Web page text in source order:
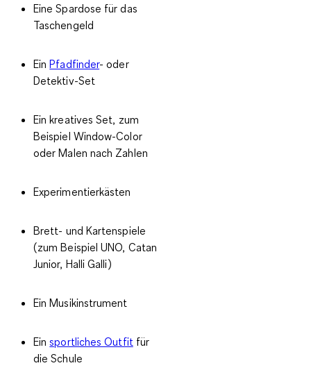
Eine Spardose für das
Taschengeld
EinPfadfinder- oder
Detektiv-Set
Ein kreatives Set, zum
Beispiel Window-Color
oder Malen nach Zahlen
Experimentierkästen
Brett- und Kartenspiele
(zum Beispiel UNO, Catan
Junior, Halli Galli)
Ein Musikinstrument
Einsportliches Outfit für
die Schule